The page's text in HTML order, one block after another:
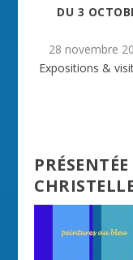
DU 3
28 novembre
Expositions &